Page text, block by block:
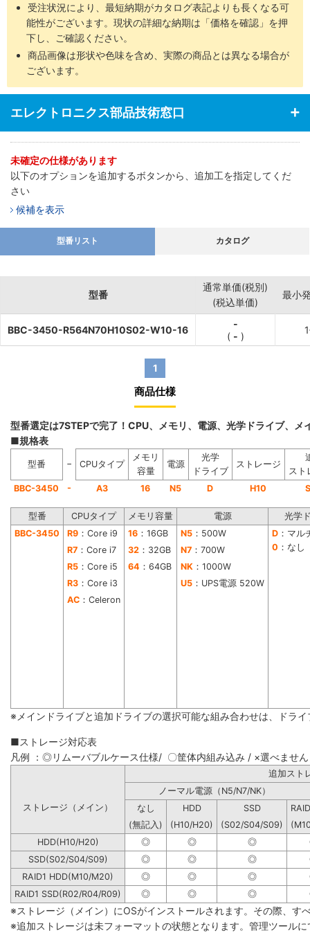
受注状況により、最短納期がカタログ表記よりも長くなる可
能性がございます。現状の詳細な納期は「価格を確認」を押
下し、ご確認ください。
商品画像は形状や色味を含め、実際の商品とは異なる場合が
ございます。
エレクトロニクス部品技術窓口
未確定の仕様があります
以下のオプションを追加するボタンから、追加工を指定してくだ
さい
候補を表示
型番リスト カタログ
型番
通常単価(税別)
(税込単価)
最小
BBC-3450-R564N70H10S02-W10-16
-
( - )
1
商品仕様
型番選定は7STEPで完了！CPU、メモリ、電源、光学ドライブ、
■規格表
型番 − CPUタイプ
メモリ
容量
電源
光学
ドライブ
ストレージ
スト
BBC-3450
- A3 16 N5 D H10
型番 CPUタイプ メモリ容量 電源
光学
BBC-3450
R9 ：Core i9 16 ：16GB N5 ：500W D ：マル
0 ：なし
R7 ：Core i7 32 ：32GB N7 ：700W
R5 ：Core i5 64 ：64GB NK ：1000W
R3 ：Core i3 U5 ：UPS電源 520W
AC ：Celeron
※メインドライブと追加ドライブの選択可能な組み合わせは、ドラ
■ストレージ対応表
凡例 ：◎リムーバブルケース仕様/ 〇筐体内組み込み / ×選べません
追
ノーマル電源（N5/N7/NK）
ストレージ（メイン）
なし HDD SSD
(無記入)
(H10/H20) (S02/S04/S09)
HDD(H10/H20)
◎ ◎ ◎
SSD(S02/S04/S09)
◎ ◎ ◎
RAID1 HDD(M10/M20)
◎ ◎ ◎
RAID1 SSD(R02/R04/R09)
◎ ◎ ◎
※ストレージ（メイン）にOSがインストールされます。その際、す
※追加ストレージは未フォーマットの状態となります。管理ツール